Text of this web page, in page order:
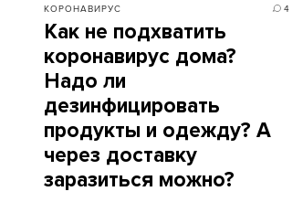
КОРОНАВИРУС 4
Как не подхватить
коронавирус дома?
Надо ли
дезинфицировать
продукты и одежду? А
через доставку
заразиться можно?